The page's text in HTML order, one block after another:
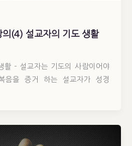
의(4) 설교자의 기도 생활
– 설교자는 기도의 사람이어야
음을 증거 하는 설교자가 성경